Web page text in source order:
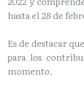
hasta el 28 de
Es de destacar
para los
momento.